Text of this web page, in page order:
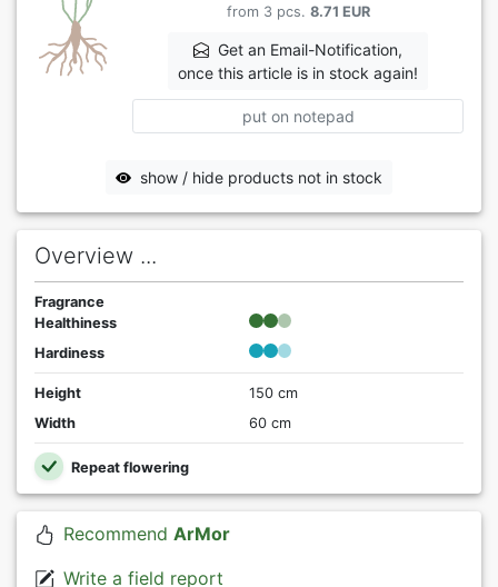
from 3 pcs. 8.71 EUR
Get an Email-Notification,
once this article is in stock again!
put on notepad
show / hide products not in stock
Overview ...
Fragrance
Healthiness
Hardiness
Height
150 cm
Width
60 cm
Repeat flowering
Recommend ArMor
Write a field report